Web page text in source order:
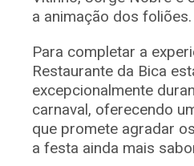
a animação dos foliões.
Para completar a
Restaurante da Bica
excepcionalmente
carnaval, oferecendo
que promete agradar
a festa ainda mais